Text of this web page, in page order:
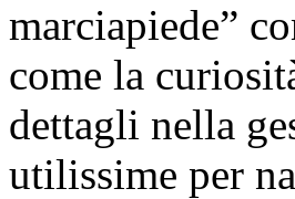
marciapiede”
come la
dettagli nella
utilissime per